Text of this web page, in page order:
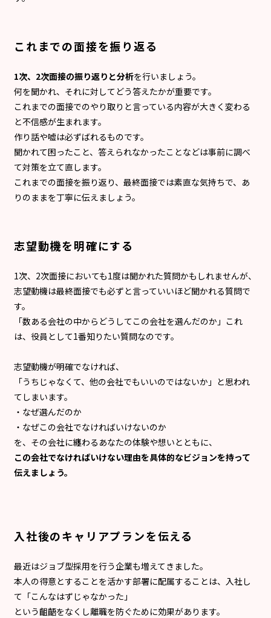
これまでの面接を振り返る
1次、2次面接の振り返りと分析を行いましょう。
何を聞かれ、それに対してどう答えたかが重要です。
これまでの面接でのやり取りと言っている内容が大きく変わる
と不信感が生まれます。
作り話や嘘は必ずばれるものです。
聞かれて困ったこと、答えられなかったことなどは事前に調べ
て対策を立て直します。
これまでの面接を振り返り、最終面接では素直な気持ちで、あ
りのままを丁寧に伝えましょう。
志望動機を明確にする
1次、2次面接においても1度は聞かれた質問かもしれませんが、
志望動機は最終面接でも必ずと言っていいほど聞かれる質問で
す。
「数ある会社の中からどうしてこの会社を選んだのか」これ
は、役員として1番知りたい質問なのです。
志望動機が明確でなければ、
「うちじゃなくて、他の会社でもいいのではないか」と思われ
てしまいます。
・なぜ選んだのか
・なぜこの会社でなければいけないのか
を、その会社に纏わるあなたの体験や想いとともに、
この会社でなければいけない理由を具体的なビジョンを持って
伝えましょう。
入社後のキャリアプランを伝える
最近はジョブ型採用を行う企業も増えてきました。
本人の得意とすることを活かす部署に配属することは、入社し
て「こんなはずじゃなかった」
という齟齬をなくし離職を防ぐために効果があります。